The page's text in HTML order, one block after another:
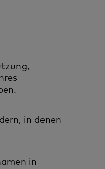
in denen
in